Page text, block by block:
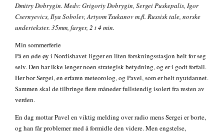
Dmitry Dobrygin. Medv: Grigoriy Dobrygin, Sergei Puskepalis, Igor
Csernyevics, Ilya Sobolev, Artyom Tsukanov m.fl. Russisk tale, norske
undertekster. 35mm, farger, 2 t 4 min.
Min sommerferie
På en øde øy i Nordishavet ligger en liten forskningsstasjon helt for seg
selv. Den har ikke lenger noen strategisk betydning, og er i godt forfall.
Her bor Sergei, en erfaren meteorolog, og Pavel, som er helt nyutdannet.
Sammen skal de tilbringe flere måneder fullstendig isolert fra resten av
verden.
En dag mottar Pavel en viktig melding over radio mens Sergei er borte,
og han får problemer med å formidle den videre. Men engstelse,